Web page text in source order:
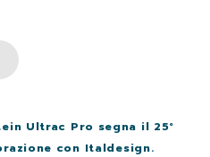
Ultrac Pro segna il 25°
con Italdesign.